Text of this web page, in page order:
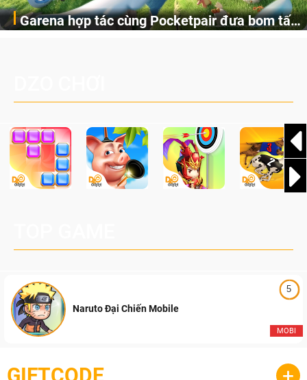
Garena hợp tác cùng Pocketpair đưa bom tấn
5
MOBI
Naruto Đại Chiến Mobile